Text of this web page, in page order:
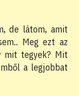
de látom, amit
Meg ezt az
mit tegyek? Mit
a legjobbat